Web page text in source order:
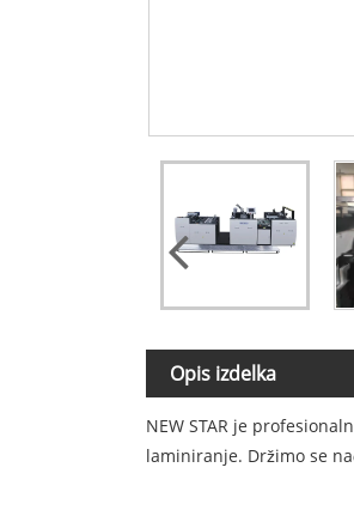
Opis izdelka
NEW STAR je
laminiranje. Držimo se